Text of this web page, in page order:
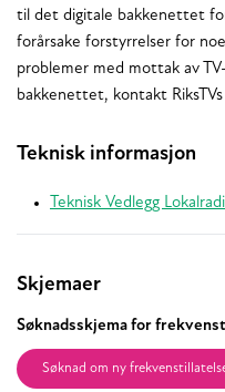
til det digitale bakkenettet
forårsake forstyrrelser for
problemer med mottak av
bakkenettet, kontakt
Teknisk informasjon
Teknisk Vedlegg
Relaterte
Skjemaer
Søknadsskjema for
Søknad om ny